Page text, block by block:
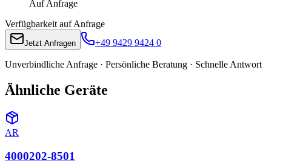
Auf Anfrage
Verfügbarkeit auf Anfrage
Jetzt Anfragen +49 9429 9424 0
Unverbindliche Anfrage · Persönliche Beratung · Schnelle Antwort
Ähnliche Geräte
AR
4000202-8501